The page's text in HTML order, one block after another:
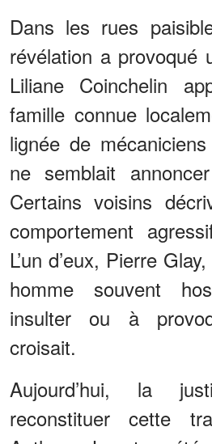
Dans les rues
révélation a provoqué
Liliane Coinchelin
famille connue
lignée de
ne semblait
Certains voisins
comportement
L’un d’eux, Pierre
homme souvent
insulter ou à
croisait.
Aujourd’hui, la
reconstituer cette